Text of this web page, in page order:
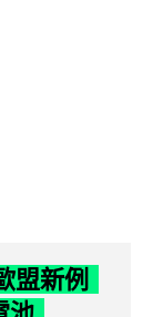
盟新例